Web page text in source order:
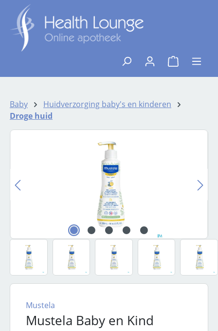
Ga naar de hoofdinhoud
{1}De
Baby
Huidverzorging baby's en kinderen
Droge huid
Afbeeldingengalerij overslaan
Mustela Baby en Kind
Mustela